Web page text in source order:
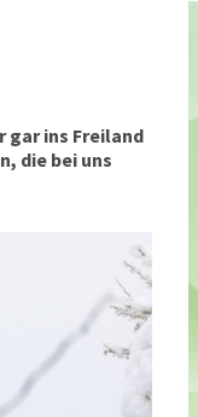
gar ins Freiland
die bei uns